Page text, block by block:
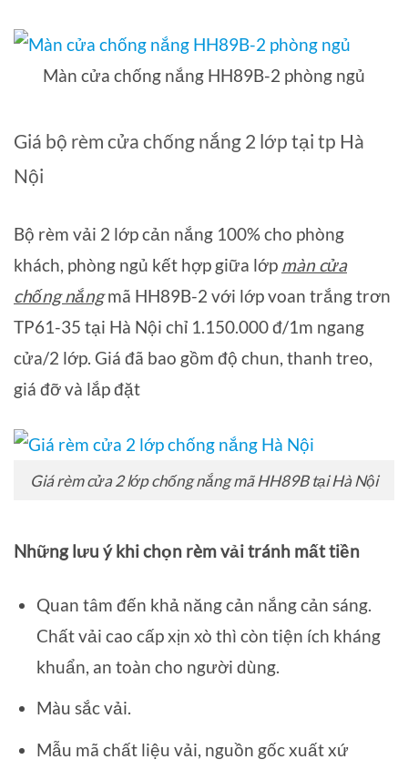
Màn cửa chống nắng HH89B-2 phòng ngủ
Giá bộ rèm cửa chống nắng 2 lớp tại tp Hà
Nội
Bộ rèm vải 2 lớp cản nắng 100% cho phòng
khách, phòng ngủ kết hợp giữa lớp màn cửa
chống nắngmã HH89B-2 với lớp voan trắng trơn
TP61-35 tại Hà Nội chỉ 1.150.000 đ/1m ngang
cửa/2 lớp. Giá đã bao gồm độ chun, thanh treo,
giá đỡ và lắp đặt
Giá rèm cửa 2 lớp chống nắng mã HH89B tại Hà Nội
Những lưu ý khi chọn rèm vải tránh mất tiền
Quan tâm đến khả năng cản nắng cản sáng.
Chất vải cao cấp xịn xò thì còn tiện ích kháng
khuẩn, an toàn cho người dùng.
Màu sắc vải.
Mẫu mã chất liệu vải, nguồn gốc xuất xứ